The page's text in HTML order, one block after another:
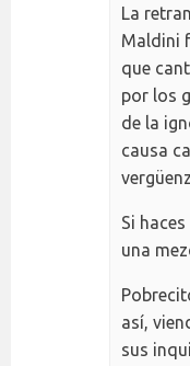
La
Maldini
que
por los
de la
causa
Si
una
así,
sus